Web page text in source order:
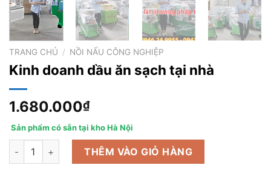
TRANG CHỦ / NỒI NẤU CÔNG NGHIỆP
Kinh doanh dầu ăn sạch tại nhà
1.680.000₫
Sản phẩm có sẵn tại kho Hà Nội
Kinh doanh dầu ăn sạch tại nhà số lượng
THÊM VÀO GIỎ HÀNG